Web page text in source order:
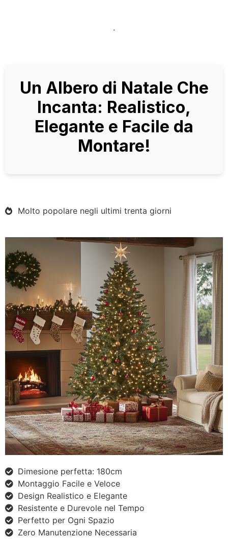
.
Un Albero di Natale Che
Incanta: Realistico,
Elegante e Facile da
Montare!
Molto popolare negli ultimi trenta giorni
Dimesione perfetta: 180cm
Montaggio Facile e Veloce
Design Realistico e Elegante
Resistente e Durevole nel Tempo
Perfetto per Ogni Spazio
Zero Manutenzione Necessaria